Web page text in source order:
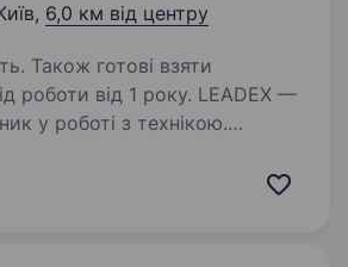
6,0 км від центру
Також готові взяти
від 1 року. LEADEX —
у роботі з технікою.
використання й оптимізації